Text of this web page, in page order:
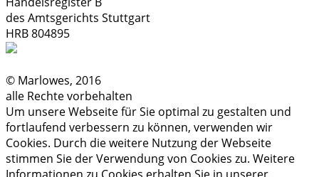
des Amtsgerichts Stuttgart
HRB 804895
© Marlowes, 2016
alle Rechte vorbehalten
Um unsere Webseite für Sie optimal zu gestalten und
fortlaufend verbessern zu können, verwenden wir
Cookies. Durch die weitere Nutzung der Webseite
stimmen Sie der Verwendung von Cookies zu. Weitere